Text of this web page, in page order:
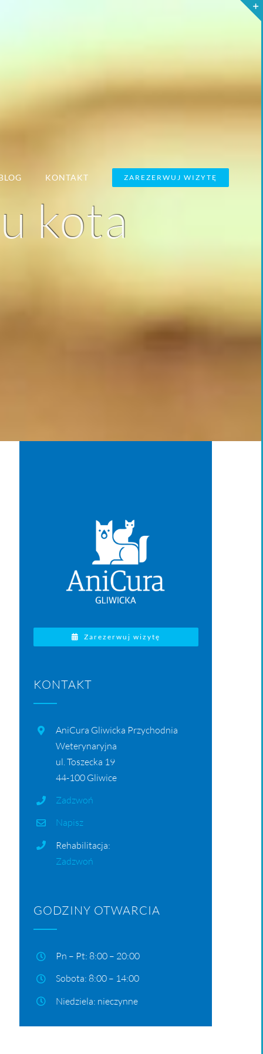
KONTAKT ZAREZERWUJ WIZYTĘ
kota
Zarezerwuj wizytę
KONTAKT
AniCura Gliwicka Przychodnia
Weterynaryjna
ul. Toszecka 19
44-100 Gliwice
Zadzwoń
Napisz
Rehabilitacja:
Zadzwoń
GODZINY OTWARCIA
Pn – Pt: 8:00 – 20:00
Sobota: 8:00 – 14:00
Niedziela: nieczynne